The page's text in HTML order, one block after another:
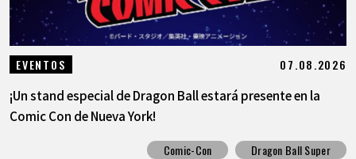
EVENTOS 07.08.2026
¡Un stand especial de Dragon Ball estará presente en la
Comic Con de Nueva York!
Comic-Con Dragon Ball Super